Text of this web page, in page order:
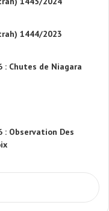
1444/2023
: Chutes de Niagara
: Observation Des